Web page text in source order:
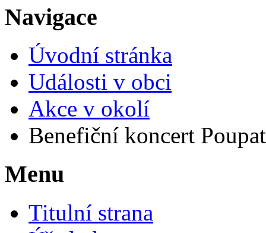
Navigace
Úvodní stránka
Události v obci
Akce v okolí
Benefiční koncert
Menu
Titulní strana